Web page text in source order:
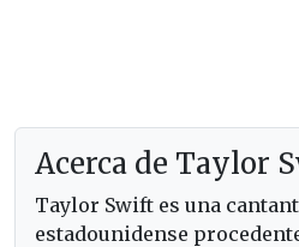
Acerca de Taylor
Taylor Swift es una
estadounidense